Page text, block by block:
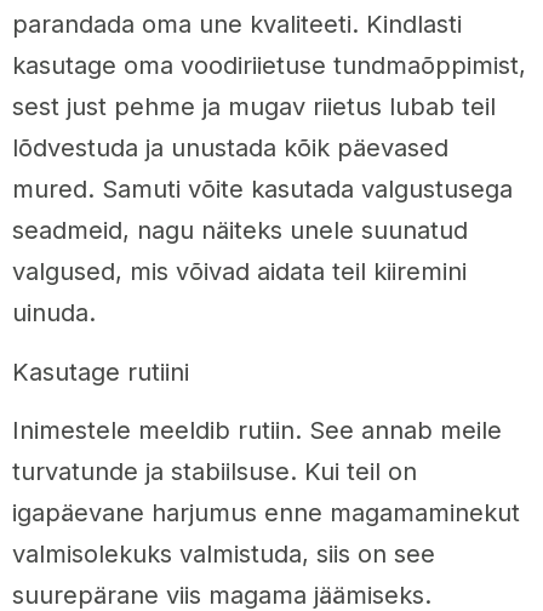
parandada oma une kvaliteeti. Kindlasti
kasutage oma voodiriietuse tundmaõppimist,
sest just pehme ja mugav riietus lubab teil
lõdvestuda ja unustada kõik päevased
mured. Samuti võite kasutada valgustusega
seadmeid, nagu näiteks unele suunatud
valgused, mis võivad aidata teil kiiremini
uinuda.
Kasutage rutiini
Inimestele meeldib rutiin. See annab meile
turvatunde ja stabiilsuse. Kui teil on
igapäevane harjumus enne magamaminekut
valmisolekuks valmistuda, siis on see
suurepärane viis magama jäämiseks.